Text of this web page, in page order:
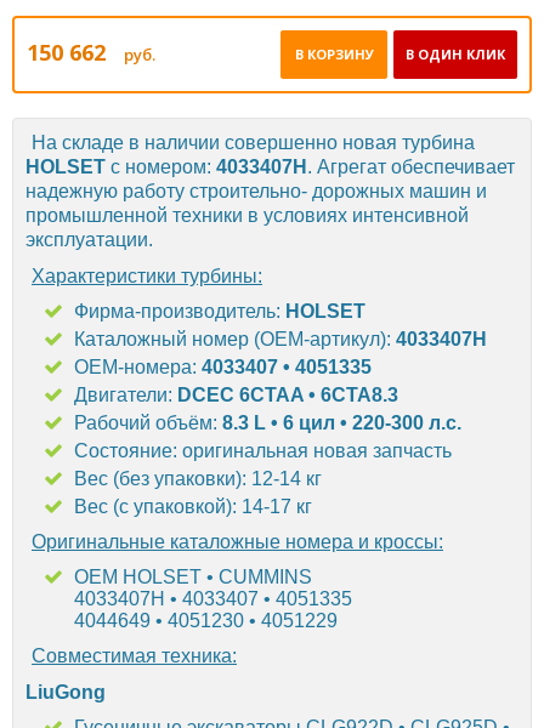
150 662 руб. В ОДИН КЛИК
В КОРЗИНУ
На складе в наличии совершенно новая турбина
HOLSET с номером: 4033407H . Агрегат обеспечивает
надежную работу строительно- дорожных машин и
промышленной техники в условиях интенсивной
эксплуатации.
Характеристики турбины:
Фирма-производитель: HOLSET
Каталожный номер (OEM-артикул): 4033407H
OEM-номера: 4033407 • 4051335
Двигатели: DCEC 6CTAA • 6CTA8.3
Рабочий объём: 8.3 L • 6 цил • 220-300 л.с.
Состояние: оригинальная новая запчасть
Вес (без упаковки): 12-14 кг
Вес (с упаковкой): 14-17 кг
Оригинальные каталожные номера и кроссы:
OEM HOLSET • CUMMINS
4033407H • 4033407 • 4051335
4044649 • 4051230 • 4051229
Совместимая техника:
LiuGong